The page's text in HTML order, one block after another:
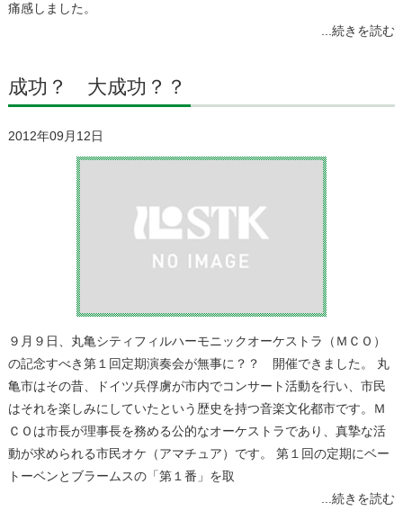
痛感しました。
...続きを読む
成功？ 大成功？？
2012年09月12日
９月９日、丸亀シティフィルハーモニックオーケストラ（ＭＣＯ）
の記念すべき第１回定期演奏会が無事に？？ 開催できました。 丸
亀市はその昔、ドイツ兵俘虜が市内でコンサート活動を行い、市民
はそれを楽しみにしていたという歴史を持つ音楽文化都市です。Ｍ
ＣＯは市長が理事長を務める公的なオーケストラであり、真摯な活
動が求められる市民オケ（アマチュア）です。 第１回の定期にベー
トーベンとブラームスの「第１番」を取
...続きを読む